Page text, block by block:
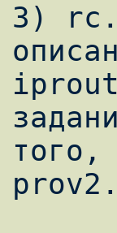
3)
того,
prov2.